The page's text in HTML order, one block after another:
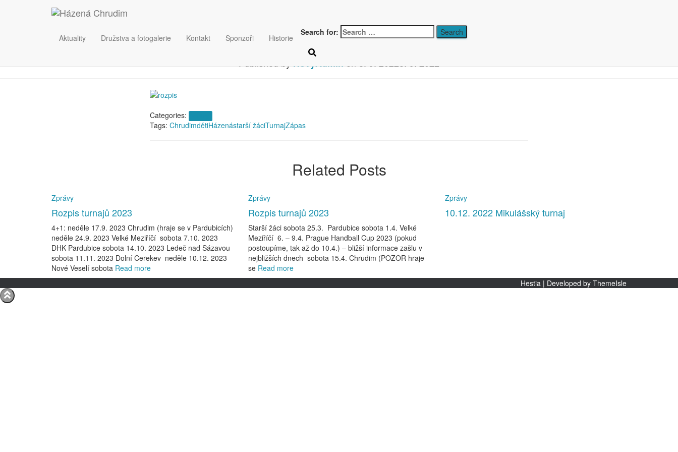
Aktuality Družstva a fotogalerie Kontakt Sponzoři Historie
Search for:
10.9. 2022 starší žákyně turnaj v Chrudimi
NovyAdmin
Categories:
Tags: ChrudimdětiHázenástarší žáciTurnajZápas
Related Posts
Zprávy
Rozpis turnajů 2023
4+1: neděle 17.9. 2023 Chrudim (hraje se v Pardubicích)
neděle 24.9. 2023 Velké Meziříčí sobota 7.10. 2023
DHK Pardubice sobota 14.10. 2023 Ledeč nad Sázavou
sobota 11.11. 2023 Dolní Cerekev neděle 10.12. 2023
Nové Veselí sobota Read more
Zprávy
Rozpis turnajů 2023
Starší žáci sobota 25.3. Pardubice sobota 1.4. Velké
Meziříčí 6. – 9.4. Prague Handball Cup 2023 (pokud
postoupíme, tak až do 10.4.) – bližší informace zašlu v
nejbližších dnech sobota 15.4. Chrudim (POZOR hraje
se Read more
Zprávy
10.12. 2022 Mikulášský turnaj
Hestia | Developed by ThemeIsle